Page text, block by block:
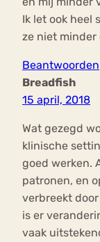
Ik let ook heel
ze niet minder
Beantwoorden
Breadfish
15 april, 2018
Wat gezegd
klinische
goed werken.
patronen, en
verbreekt
is er
vaak